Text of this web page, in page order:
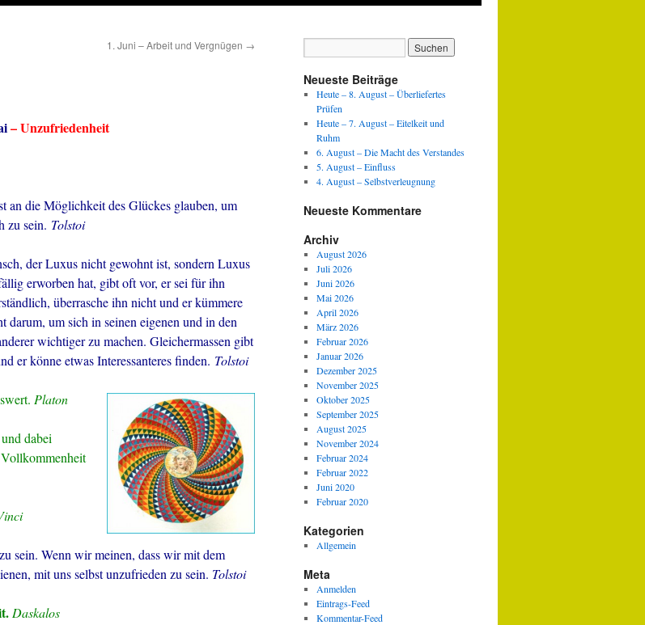
1. Juni – Arbeit und Vergnügen →
– Unzufriedenheit
an die Möglichkeit des Glückes glauben, um
zu sein. Tolstoi
der Luxus nicht gewohnt ist, sondern Luxus
erworben hat, gibt oft vor, er sei für ihn
überrasche ihn nicht und er kümmere
darum, um sich in seinen eigenen und in den
wichtiger zu machen. Gleichermassen gibt
er könne etwas Interessanteres finden. Tolstoi
Platon
dabei
sein. Wenn wir meinen, dass wir mit dem
mit uns selbst unzufrieden zu sein. Tolstoi
Daskalos
Neueste Beiträge
Heute – 8. August – Überliefertes
Prüfen
Heute – 7. August – Eitelkeit und
Ruhm
6. August – Die Macht des Verstandes
5. August – Einfluss
4. August – Selbstverleugnung
Neueste Kommentare
Archiv
August 2026
Juli 2026
Juni 2026
Mai 2026
April 2026
März 2026
Februar 2026
Januar 2026
Dezember 2025
November 2025
Oktober 2025
September 2025
August 2025
November 2024
Februar 2024
Februar 2022
Juni 2020
Februar 2020
Kategorien
Allgemein
Meta
Anmelden
Eintrags-Feed
Kommentar-Feed